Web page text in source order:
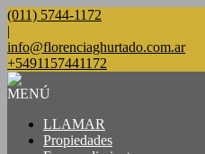
(011) 5744-1172
|
info@florenciaghurtado.com.ar
+5491157441172
MENÚ
LLAMAR
Propiedades